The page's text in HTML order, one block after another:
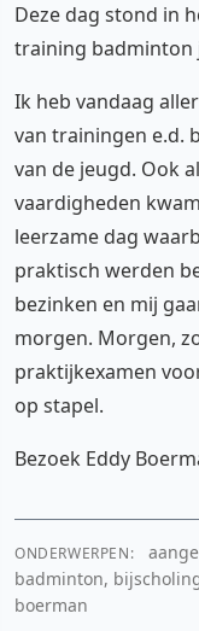
Deze dag stond in
training badminton
Ik heb vandaag
van trainingen e.d.
van de jeugd. Ook
vaardigheden
leerzame dag
praktisch werden
bezinken en mij
morgen. Morgen,
praktijkexamen
op stapel.
Bezoek Eddy
ONDERWERPEN:
badminton,
boerman